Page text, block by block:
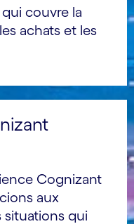
couvre la
achats et les
Cognizant
aux
situations qui